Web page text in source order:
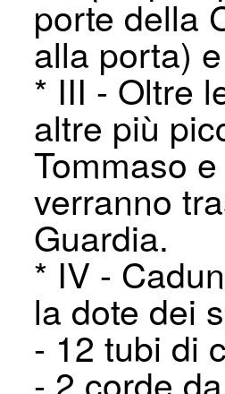
porte della
alla porta)
* III - Oltre
altre più
Tommaso
verranno
Guardia.
* IV -
la dote dei
- 12 tubi di
- 2 corde